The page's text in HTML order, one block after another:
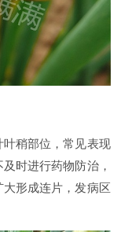
稍部位，常见表现
时进行药物防治，
形成连片，发病区